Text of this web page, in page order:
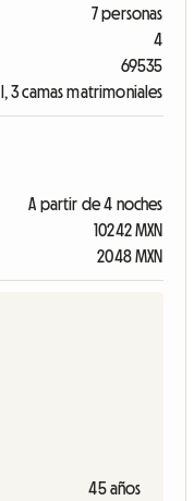
7 personas
4
69535
3 camas matrimoniales
A partir de 4 noches
10242 MXN
2048 MXN
45 años